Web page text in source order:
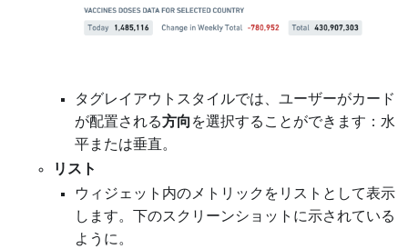
タグレイアウトスタイルでは、ユーザーがカード
が配置される方向 を選択することができます：水
平または垂直。
リスト
ウィジェット内のメトリックをリストとして表示
します。下のスクリーンショットに示されている
ように。